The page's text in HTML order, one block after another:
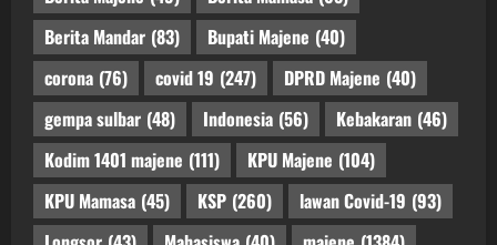
Berita Mandar (83) Bupati Majene (40)
corona (76) covid 19 (247) DPRD Majene (40)
gempa sulbar (48) Indonesia (56) Kebakaran (46)
Kodim 1401 majene (111) KPU Majene (104)
KPU Mamasa (45) KSP (260) lawan Covid-19 (93)